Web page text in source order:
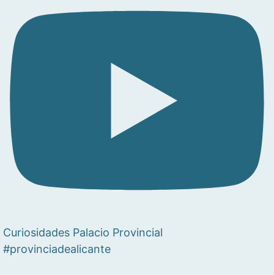
Curiosidades Palacio Provincial
#provinciadealicante